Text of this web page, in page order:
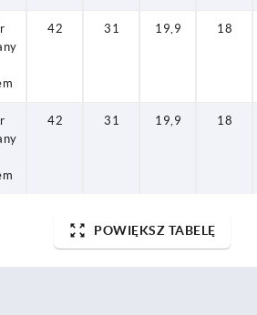
42 31 19,9 18
42 31 19,9 18
POWIĘKSZ TABELĘ